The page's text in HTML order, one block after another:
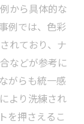
選択ポイン
後悔しない
を防ぐ考え
から具体的な
例では、色彩
れており、ナ
などが参考に
がらも統一感
より洗練され
を押さえるこ